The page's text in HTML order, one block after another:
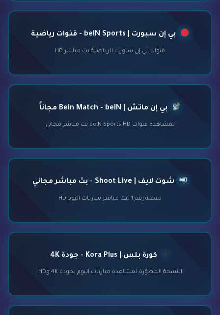
بي إن سبورت | beIN Sports - قنوات رياضية
قنوات بي إن سبورت الرياضية بث مباشر HD
بي إن ماتش | Bein Match - beIN مجاناً
لمشاهدة قنوات beIN Sports HD بث مباشر مجاني
شوت لايف | Shoot Live - بث مباشر مجاني
منصة رقم 1 لبث مباشر مباريات اليوم HD
كورة بلس | Kora Plus - جودة 4K
النسخة المطوّرة لمشاهدة مباريات اليوم بجودة 4K وHD